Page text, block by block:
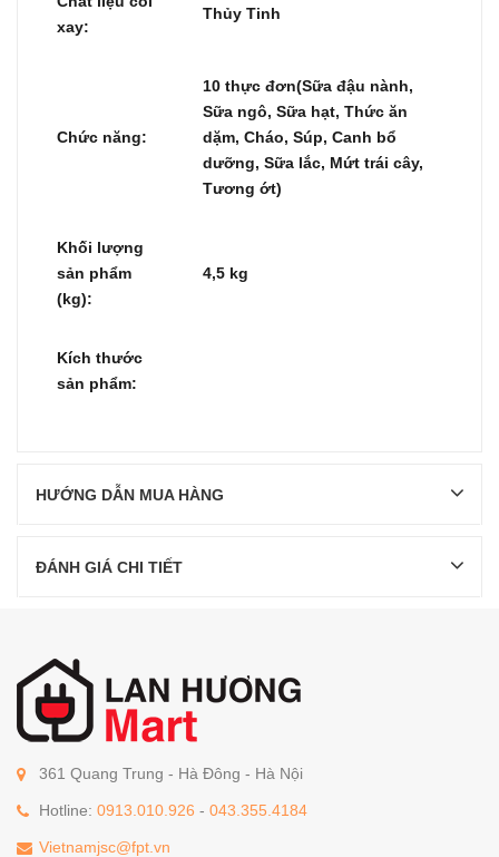
xay:
Thủy Tinh
Chức năng:
10 thực đơn(Sữa đậu nành,
Sữa ngô, Sữa hạt, Thức ăn
dặm, Cháo, Súp, Canh bổ
dưỡng, Sữa lắc, Mứt trái cây,
Tương ớt)
Khối lượng
sản phẩm
(kg):
4,5 kg
Kích thước
sản phẩm:
HƯỚNG DẪN MUA HÀNG
ĐÁNH GIÁ CHI TIẾT
361 Quang Trung - Hà Đông - Hà Nội
Hotline: 0913.010.926 - 043.355.4184
Vietnamjsc@fpt.vn